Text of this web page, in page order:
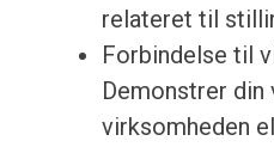
relateret til
Forbindelse til
Demonstrer din
virksomheden